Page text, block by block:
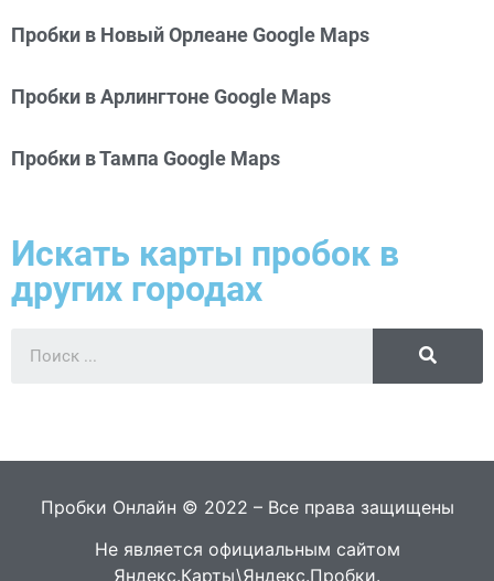
Пробки в Новый Орлеане Google Maps
Пробки в Арлингтоне Google Maps
Пробки в Тампа Google Maps
Искать карты пробок в
других городах
Пробки Онлайн © 2022 – Все права защищены
Не является официальным сайтом
Яндекс.Карты\Яндекс.Пробки.